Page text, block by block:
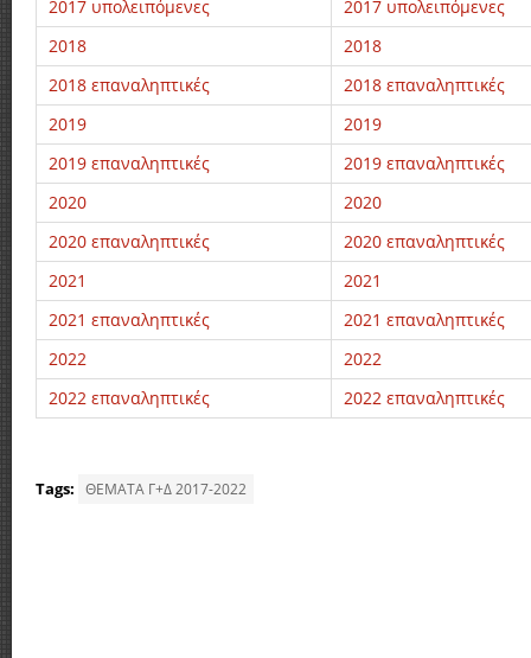
2017 υπολειπόμενες
2017 υπολειπόμενες
2018
2018
2018 επαναληπτικές
2018 επαναληπτικές
2019
2019
2019 επαναληπτικές
2019 επαναληπτικές
2020
2020
2020 επαναληπτικές
2020 επαναληπτικές
2021
2021
2021 επαναληπτικές
2021 επαναληπτικές
2022
2022
2022 επαναληπτικές
2022 επαναληπτικές
Tags: ΘΕΜΑΤΑ Γ+Δ 2017-2022